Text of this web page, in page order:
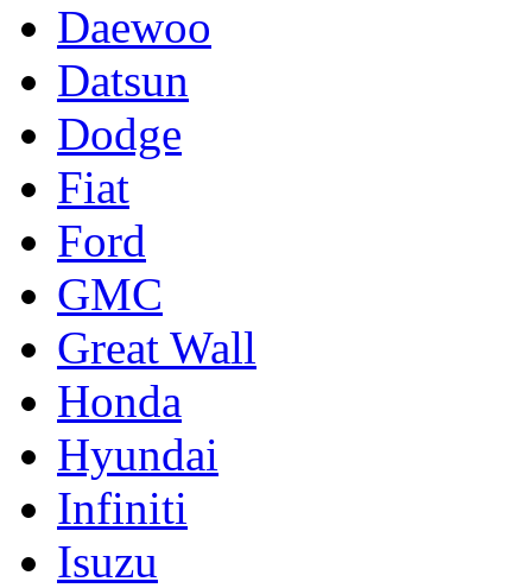
Daewoo
Datsun
Dodge
Fiat
Ford
GMC
Great Wall
Honda
Hyundai
Infiniti
Isuzu